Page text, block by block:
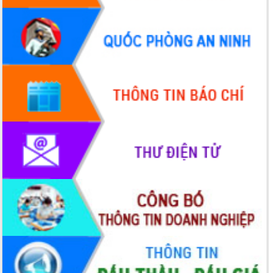
Hội thảo góp ý hồ sơ điều chỉnh quy
hoạch tỉnh Đắk Lắk thời kỳ 2021-2030,
tầm nhìn đến năm 2050
Nâng cao hiệu quả hoạt động của các
doanh nghiệp nhà nước
Hội nghị triển khai kết nối mạng
truyền số liệu chuyên dùng phục vụ cơ
quan Đảng, Nhà nước
Lễ phát động chuỗi hoạt động chung
tay làm sạch môi trường
Xã Ea Kar bước chuyển mình trong
công tác cải cách hành chính mô hình
mới
UBND tỉnh họp báo định kỳ tháng 4
năm 2026
Hội thảo khoa học “Giải pháp thúc đẩy
phát triển nền kinh tế xanh tại tỉnh
Đắk Lắk”
Tăng cường giám sát, đôn đốc thực
hiện nhiệm vụ quản lý tài sản công
hàng tuần